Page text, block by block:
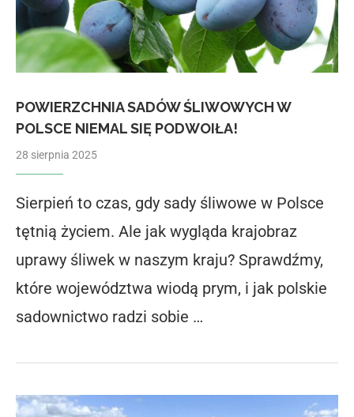
POWIERZCHNIA SADÓW ŚLIWOWYCH W
POLSCE NIEMAL SIĘ PODWOIŁA!
28 sierpnia 2025
Sierpień to czas, gdy sady śliwowe w Polsce
tętnią życiem. Ale jak wygląda krajobraz
uprawy śliwek w naszym kraju? Sprawdźmy,
które województwa wiodą prym, i jak polskie
sadownictwo radzi sobie …